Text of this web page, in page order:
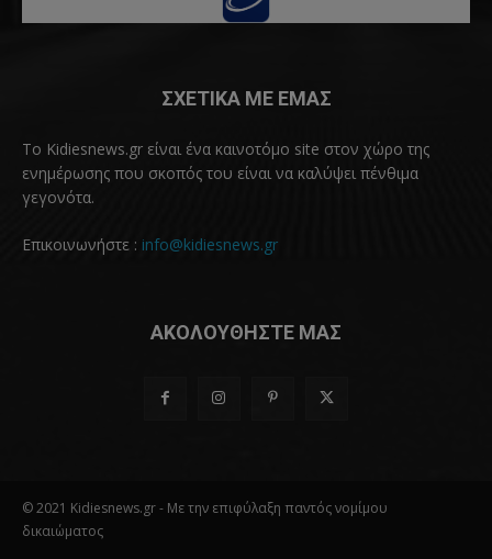
ΣΧΕΤΙΚΑ ΜΕ ΕΜΑΣ
Το Kidiesnews.gr είναι ένα καινοτόμο site στον χώρο της
ενημέρωσης που σκοπός του είναι να καλύψει πένθιμα
γεγονότα.
Επικοινωνήστε : info@kidiesnews.gr
ΑΚΟΛΟΥΘΗΣΤΕ ΜΑΣ
© 2021 Kidiesnews.gr - Με την επιφύλαξη παντός νομίμου
δικαιώματος